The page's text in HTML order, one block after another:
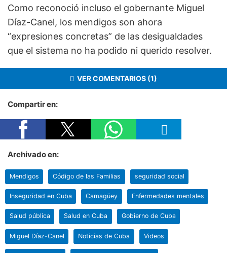
Como reconoció incluso el gobernante Miguel
Díaz-Canel, los mendigos son ahora
“expresiones concretas” de las desigualdades
que el sistema no ha podido ni querido resolver.
VER COMENTARIOS (1)
Compartir en:
Archivado en:
Mendigos Código de las Familias seguridad social
Inseguridad en Cuba Camagüey Enfermedades mentales
Salud pública Salud en Cuba Gobierno de Cuba
Miguel Díaz-Canel Noticias de Cuba Videos